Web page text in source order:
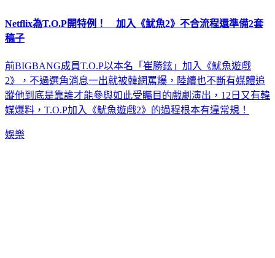
Netflix為T.O.P開特例！ 加入《魷魚2》不合流程還準備2套
稿子
前BIGBANG成員T.O.P以本名「崔勝鉉」加入《魷魚遊戲
2》，不過選角消息一出就被韓網罵爆，陸續也不斷有媒體追
蹤他到底是靠誰才能參與如此受矚目的戲劇演出，12日又有韓
媒爆料，T.O.P加入《魷魚遊戲2》的過程根本有違常規！
娛樂